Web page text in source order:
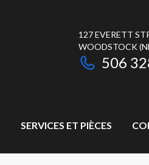
127 EVERETT
WOODSTOCK
506
SERVICES ET PIÈCES